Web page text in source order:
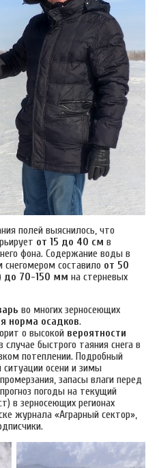
полей выяснилось, что
от 15 до 40 см в
фона. Содержание воды в
снегомером составило от 50
до 70-150 мм на стерневых
во многих зерносеющих
норма осадков.
о высокой вероятности
случае быстрого таяния снега в
потеплении. Подробный
ситуации осени и зимы
запасы влаги перед
погоды на текущий
в зерносеющих регионах
журнала «Аграрный сектор»,